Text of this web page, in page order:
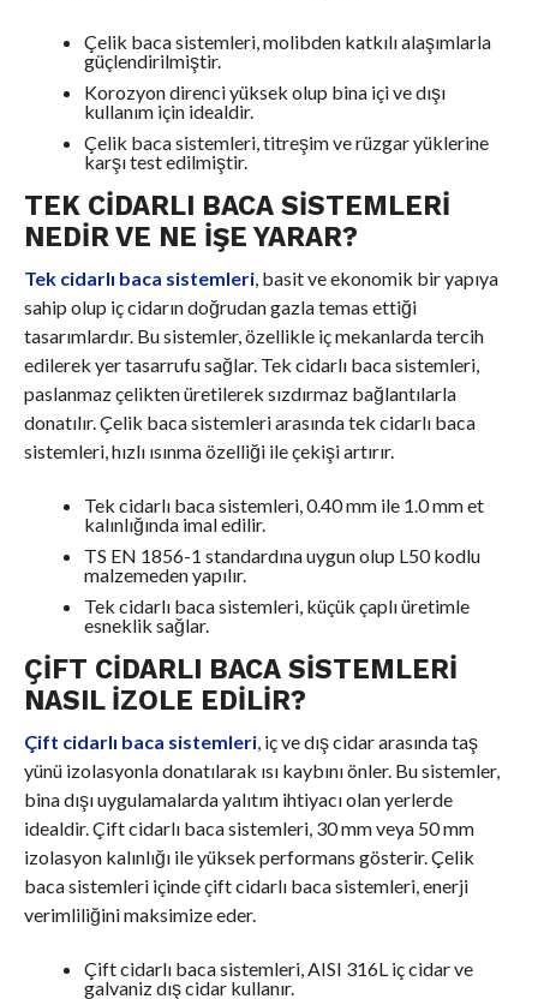
Çelik baca sistemleri, molibden katkılı alaşımlarla
güçlendirilmiştir.
Korozyon direnci yüksek olup bina içi ve dışı
kullanım için idealdir.
Çelik baca sistemleri, titreşim ve rüzgar yüklerine
karşı test edilmiştir.
TEK CIDARLI BACA SISTEMLERI
NEDIR VE NE İŞE YARAR?
Tek cidarlı baca sistemleri, basit ve ekonomik bir yapıya
sahip olup iç cidarın doğrudan gazla temas ettiği
tasarımlardır. Bu sistemler, özellikle iç mekanlarda tercih
edilerek yer tasarrufu sağlar. Tek cidarlı baca sistemleri,
paslanmaz çelikten üretilerek sızdırmaz bağlantılarla
donatılır. Çelik baca sistemleri arasında tek cidarlı baca
sistemleri, hızlı ısınma özelliği ile çekişi artırır.
Tek cidarlı baca sistemleri, 0.40 mm ile 1.0 mm et
kalınlığında imal edilir.
TS EN 1856-1 standardına uygun olup L50 kodlu
malzemeden yapılır.
Tek cidarlı baca sistemleri, küçük çaplı üretimle
esneklik sağlar.
ÇIFT CIDARLI BACA SISTEMLERI
NASIL İZOLE EDILIR?
Çift cidarlı baca sistemleri, iç ve dış cidar arasında taş
yünü izolasyonla donatılarak ısı kaybını önler. Bu sistemler,
bina dışı uygulamalarda yalıtım ihtiyacı olan yerlerde
idealdir. Çift cidarlı baca sistemleri, 30 mm veya 50 mm
izolasyon kalınlığı ile yüksek performans gösterir. Çelik
baca sistemleri içinde çift cidarlı baca sistemleri, enerji
verimliliğini maksimize eder.
Çift cidarlı baca sistemleri, AISI 316L iç cidar ve
galvaniz dış cidar kullanır.